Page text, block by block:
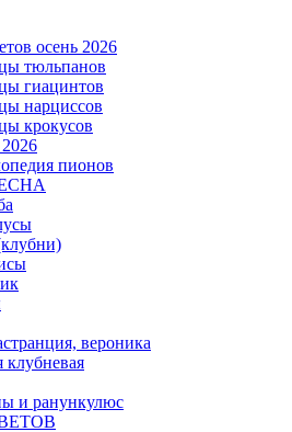
осень 2026
тюльпанов
гиацинтов
нарциссов
крокусов
пионов
вероника
клубневая
и ранункулюс